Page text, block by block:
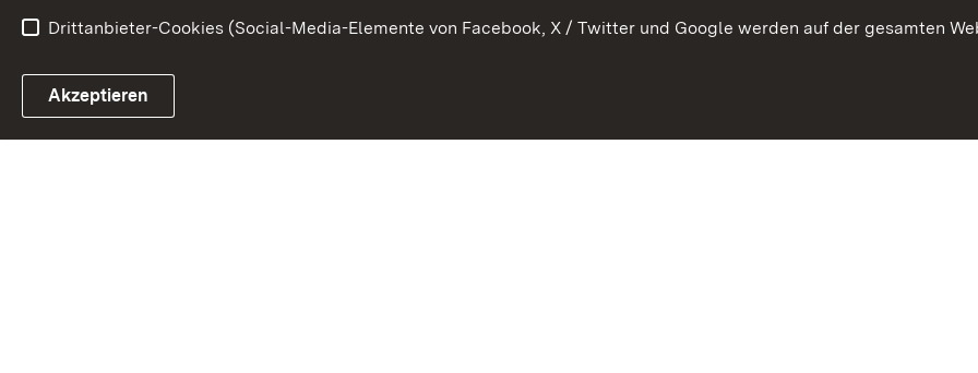
Link zum Landesportal
Drittanbieter-Cookies (Social-Media-Elemente von Facebook, X / Twitter und Google werden auf der gesamten
Akzeptieren